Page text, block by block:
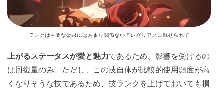
ランクは主要な効果にはあまり関係ないアレグリアスに魅せられて
上がるステータスが愛と魅力であるため、影響を受けるの
は回復量のみ。ただし、この技自体が比較的使用頻度が高
くなりそうな技であるため、技ランクを上げておいても損